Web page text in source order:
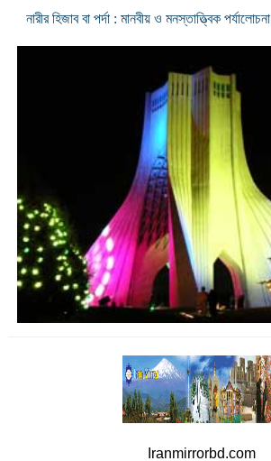
নারীর হিজাব বা পর্দা : মানবীয় ও মনস্তাত্ত্বিক পর্যালোচনা
Iranmirrorbd.com